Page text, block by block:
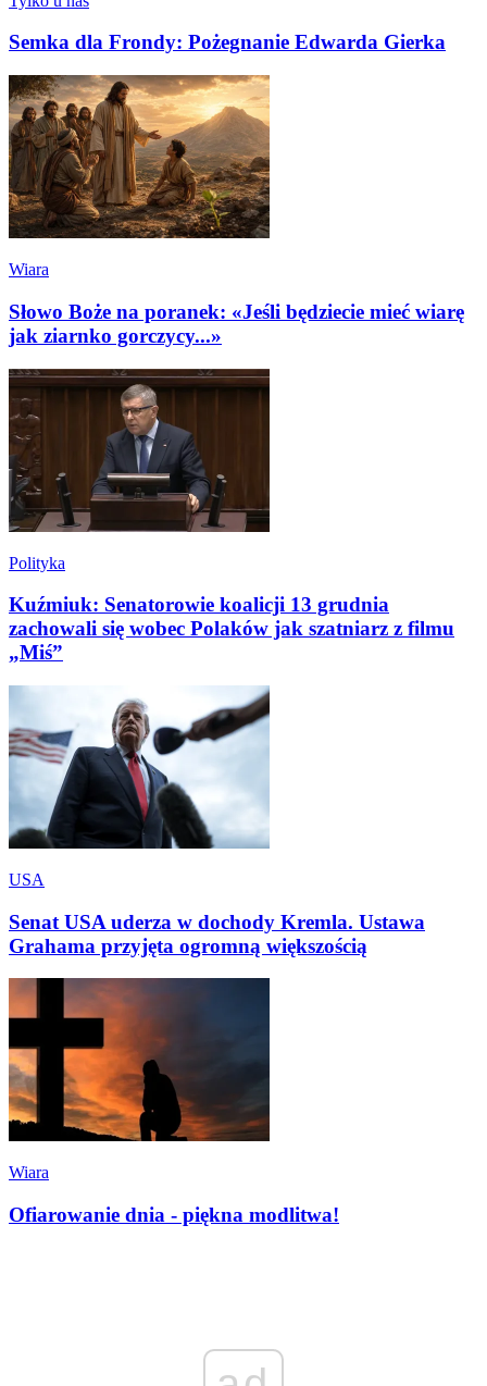
Semka dla Frondy: Pożegnanie Edwarda Gierka
Wiara
Słowo Boże na poranek: «Jeśli będziecie mieć wiarę
jak ziarnko gorczycy...»
Polityka
Kuźmiuk: Senatorowie koalicji 13 grudnia
zachowali się wobec Polaków jak szatniarz z filmu
„Miś”
USA
Senat USA uderza w dochody Kremla. Ustawa
Grahama przyjęta ogromną większością
Wiara
Ofiarowanie dnia - piękna modlitwa!